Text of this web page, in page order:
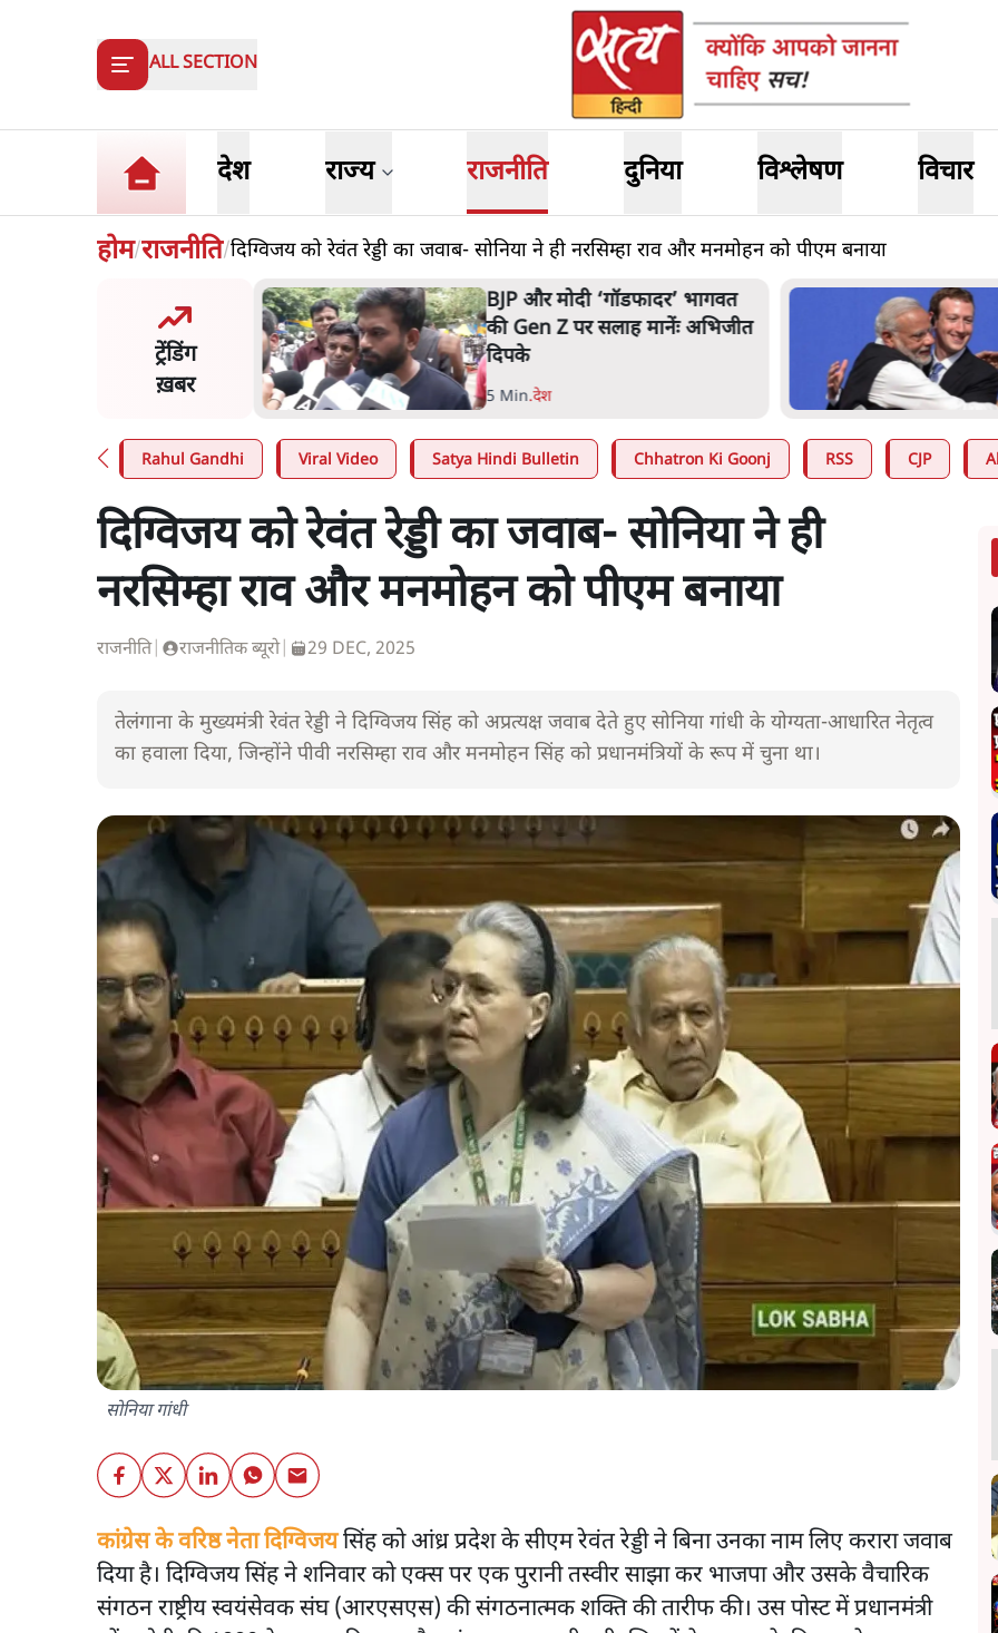
ALL SECTION
देश राज्य राजनीति दुनिया विश्लेषण विचार
होम/राजनीति/दिग्विजय को रेवंत रेड्डी का जवाब- सोनिया ने ही नरसिम्हा राव और मनमोहन को पीएम बनाया
ट्रेंडिंग
ख़बर
में काला नहीं, पूरी दाल ही
वाहनों को बरबाद कर रहा है
BJP और मोदी ‘गॉडफादर’ भागवत
की Gen Z पर सलाह मानेंः अभिजीत
दिपके
5 Min.देश
Rahul Gandhi Viral Video Satya Hindi Bulletin Chhatron Ki Goonj RSS CJP
दिग्विजय को रेवंत रेड्डी का जवाब- सोनिया ने ही
नरसिम्हा राव और मनमोहन को पीएम बनाया
राजनीति| राजनीतिक ब्यूरो| 29 DEC, 2025
तेलंगाना के मुख्यमंत्री रेवंत रेड्डी ने दिग्विजय सिंह को अप्रत्यक्ष जवाब देते हुए सोनिया गांधी के योग्यता-आधारित नेतृत्व
का हवाला दिया, जिन्होंने पीवी नरसिम्हा राव और मनमोहन सिंह को प्रधानमंत्रियों के रूप में चुना था।
सोनिया गांधी
कांग्रेस के वरिष्ठ नेता दिग्विजयसिंह को आंध्र प्रदेश के सीएम रेवंत रेड्डी ने बिना उनका नाम लिए करारा जवाब
दिया है। दिग्विजय सिंह ने शनिवार को एक्स पर एक पुरानी तस्वीर साझा कर भाजपा और उसके वैचारिक
संगठन राष्ट्रीय स्वयंसेवक संघ (आरएसएस) की संगठनात्मक शक्ति की तारीफ की। उस पोस्ट में प्रधानमंत्री